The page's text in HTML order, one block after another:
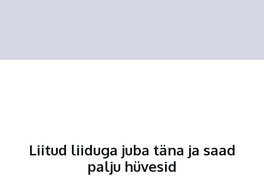
Liitud liiduga juba täna ja saad
palju hüvesid